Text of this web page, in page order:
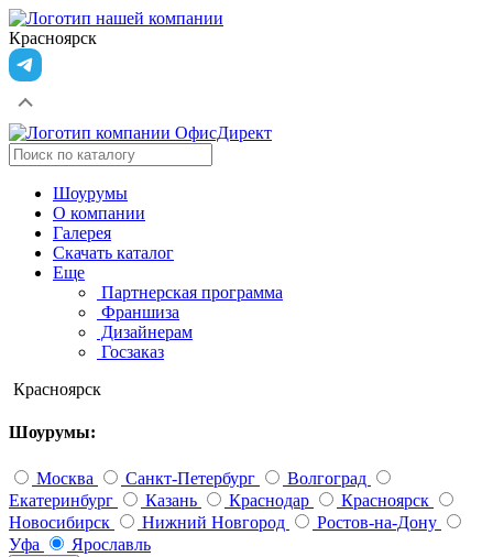
Красноярск
Шоурумы
О компании
Галерея
Скачать каталог
Еще
Партнерская программа
Франшиза
Дизайнерам
Госзаказ
Красноярск
Шоурумы:
Москва Санкт-Петербург
Волгоград
Екатеринбург
Казань Краснодар
Красноярск
Новосибирск
Нижний Новгород
Ростов-на-Дону
Уфа
Ярославль